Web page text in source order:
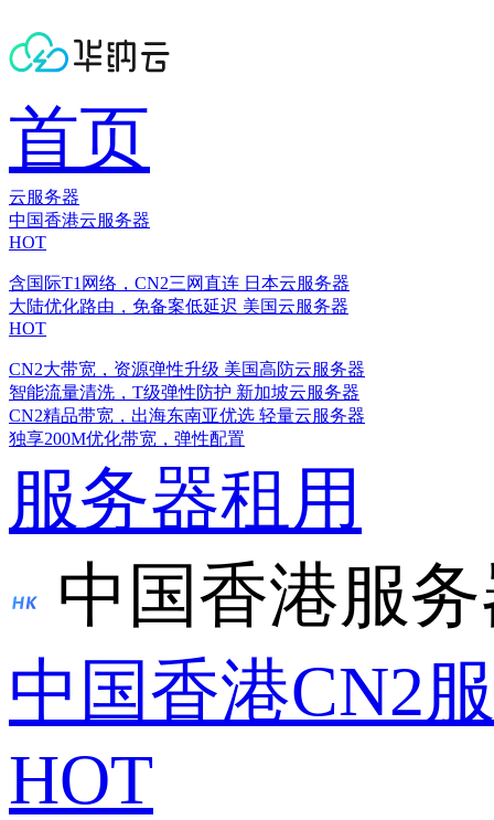
首页
云服务器
中国香港云服务器
HOT
含国际T1网络，CN2三网直连 日本云服务器
大陆优化路由，免备案低延迟 美国云服务器
HOT
CN2大带宽，资源弹性升级 美国高防云服务器
智能流量清洗，T级弹性防护 新加坡云服务器
CN2精品带宽，出海东南亚优选 轻量云服务器
独享200M优化带宽，弹性配置
服务器租用
中国香港服
中国香港CN2
HOT